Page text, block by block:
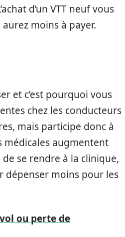
d’un VTT neuf vous
moins à payer.
et c’est pourquoi vous
chez les conducteurs
mais participe donc à
médicales augmentent
se rendre à la clinique,
dépenser moins pour les
ou perte de